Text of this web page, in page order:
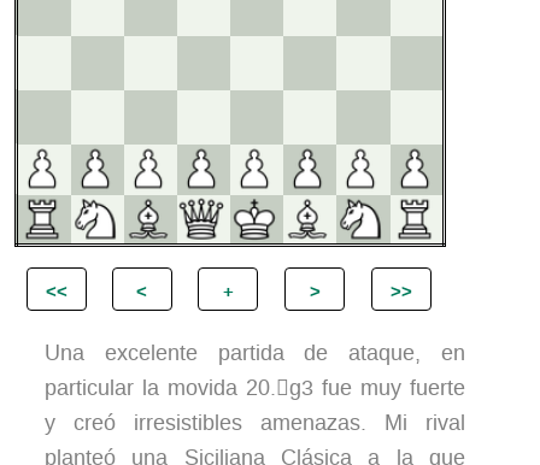
Una excelente partida de ataque, en
particular la movida 20.g3 fue muy fuerte
y creó irresistibles amenazas. Mi rival
planteó una Siciliana Clásica a la que